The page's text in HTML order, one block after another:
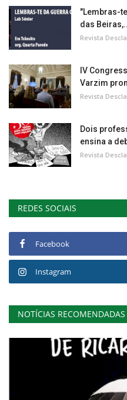
"Lembras-
das
Revista Descla
IV
Varzim
Revista Descla
Dois
ensina a
Revista Descla
REDES SOCIAIS
Facebook
Instagram
NOTÍCIAS RECOMENDADAS